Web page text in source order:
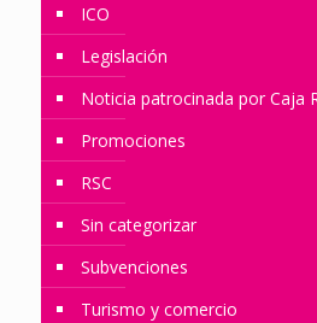
ICO
Legislación
Noticia patrocinada por Caja
Promociones
RSC
Sin categorizar
Subvenciones
Turismo y comercio